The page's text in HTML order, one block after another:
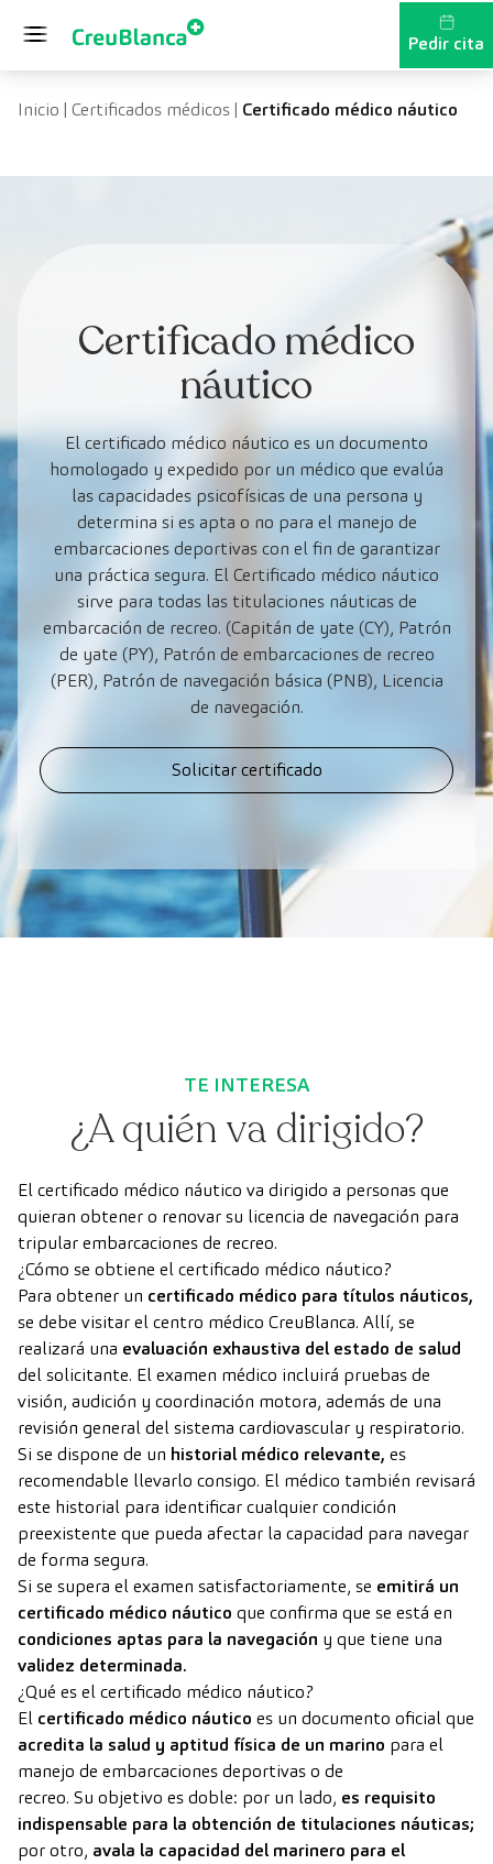
Pedir cita
Inicio | Certificados médicos| Certificado médico náutico
Certificado médico
náutico
El certificado médico náutico es un documento
homologado y expedido por un médico que evalúa
las capacidades psicofísicas de una persona y
determina si es apta o no para el manejo de
embarcaciones deportivas con el fin de garantizar
una práctica segura. El Certificado médico náutico
sirve para todas las titulaciones náuticas de
embarcación de recreo. (Capitán de yate (CY), Patrón
de yate (PY), Patrón de embarcaciones de recreo
(PER), Patrón de navegación básica (PNB), Licencia
de navegación.
Solicitar certificado
TE INTERESA
¿A quién va dirigido?
El certificado médico náutico va dirigido a personas que
quieran obtener o renovar su licencia de navegación para
tripular embarcaciones de recreo.
¿Cómo se obtiene el certificado médico náutico?
Para obtener un certificado médico para títulos náuticos,
se debe visitar el centro médico CreuBlanca. Allí, se
realizará una evaluación exhaustiva del estado de salud
del solicitante. El examen médico incluirá pruebas de
visión, audición y coordinación motora, además de una
revisión general del sistema cardiovascular y respiratorio.
Si se dispone de un historial médico relevante, es
recomendable llevarlo consigo. El médico también revisará
este historial para identificar cualquier condición
preexistente que pueda afectar la capacidad para navegar
de forma segura.
Si se supera el examen satisfactoriamente, se emitirá un
certificado médico náutico que confirma que se está en
condiciones aptas para la navegación y que tiene una
validez determinada.
¿Qué es el certificado médico náutico?
El certificado médico náutico es un documento oficial que
acredita la salud y aptitud física de un marino para el
manejo de embarcaciones deportivas o de
recreo. Su objetivo es doble: por un lado, es requisito
indispensable para la obtención de titulaciones náuticas;
por otro, avala la capacidad del marinero para el